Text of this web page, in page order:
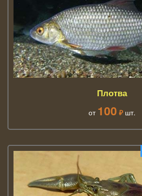
Плотва
от 100 ₽ шт.